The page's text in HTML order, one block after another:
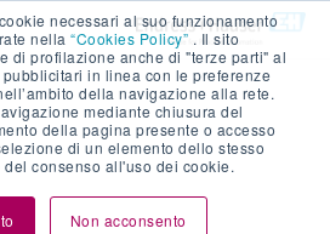
necessari al suo funzionamento
nella “Cookies Policy” . Il sito
di profilazione anche di "terze parti" al
in linea con le preferenze
della navigazione alla rete.
mediante chiusura del
della pagina presente o accesso
di un elemento dello stesso
consenso all'uso dei cookie.
Non acconsento